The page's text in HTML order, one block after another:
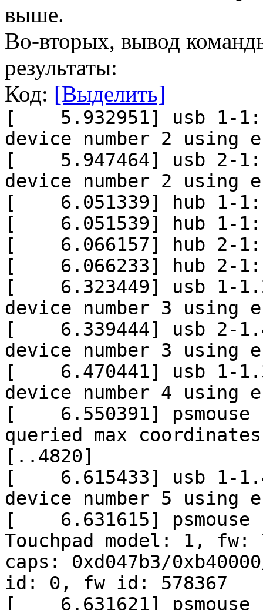
выше.
Во-вторых, вывод
результаты:
Код: [Выделить]
[ 5.932951] usb 1-1:
device number 2 using
[ 5.947464] usb 2-1:
device number 2 using
[ 6.051339] hub 1-
[ 6.051539] hub 1-
[ 6.066157] hub 2-
[ 6.066233] hub 2-
[ 6.323449] usb 1-
device number 3 using
[ 6.339444] usb 2-
device number 3 using
[ 6.470441] usb 1-
device number 4 using
[ 6.550391] psmouse
queried max
[..4820]
[ 6.615433] usb 1-
device number 5 using
[ 6.631615] psmouse
Touchpad model: 1,
caps: 0xd047b3/
id: 0, fw id: 578367
[ 6.631621] psmouse